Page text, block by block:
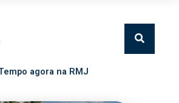
agora na RMJ